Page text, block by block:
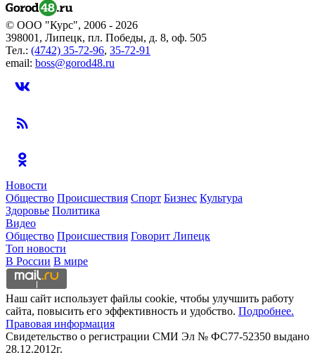
© ООО "Курс", 2006 - 2026
398001, Липецк, пл. Победы, д. 8, оф. 505
Тел.: (4742) 35-72-96, 35-72-91
email: boss@gorod48.ru
Новости
Общество Происшествия Спорт Бизнес Культура
Здоровье Политика
Видео
Общество Происшествия Говорит Липецк
Топ новости
В России В мире
Наш сайт использует файлы cookie, чтобы улучшить работу
сайта, повысить его эффективность и удобство. Подробнее.
Правовая информация
Свидетельство о регистрации СМИ Эл № ФС77-52350 выдано
28.12.2012г.